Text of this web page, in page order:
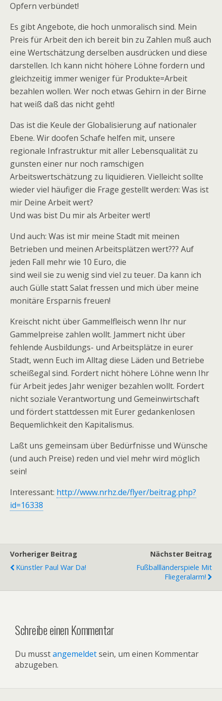
Opfern verbündet!
Es gibt Angebote, die hoch unmoralisch sind. Mein
Preis für Arbeit den ich bereit bin zu Zahlen muß auch
eine Wertschätzung derselben ausdrücken und diese
darstellen. Ich kann nicht höhere Löhne fordern und
gleichzeitig immer weniger für Produkte=Arbeit
bezahlen wollen. Wer noch etwas Gehirn in der Birne
hat weiß daß das nicht geht!
Das ist die Keule der Globalisierung auf nationaler
Ebene. Wir doofen Schafe helfen mit, unsere
regionale Infrastruktur mit aller Lebensqualität zu
gunsten einer nur noch ramschigen
Arbeitswertschätzung zu liquidieren. Vielleicht sollte
wieder viel häufiger die Frage gestellt werden: Was ist
mir Deine Arbeit wert?
Und was bist Du mir als Arbeiter wert!
Und auch: Was ist mir meine Stadt mit meinen
Betrieben und meinen Arbeitsplätzen wert??? Auf
jeden Fall mehr wie 10 Euro, die
sind weil sie zu wenig sind viel zu teuer. Da kann ich
auch Gülle statt Salat fressen und mich über meine
monitäre Ersparnis freuen!
Kreischt nicht über Gammelfleisch wenn Ihr nur
Gammelpreise zahlen wollt. Jammert nicht über
fehlende Ausbildungs- und Arbeitsplätze in eurer
Stadt, wenn Euch im Alltag diese Läden und Betriebe
scheißegal sind. Fordert nicht höhere Löhne wenn Ihr
für Arbeit jedes Jahr weniger bezahlen wollt. Fordert
nicht soziale Verantwortung und Gemeinwirtschaft
und fördert stattdessen mit Eurer gedankenlosen
Bequemlichkeit den Kapitalismus.
Laßt uns gemeinsam über Bedürfnisse und Wünsche
(und auch Preise) reden und viel mehr wird möglich
sein!
Interessant: http://www.nrhz.de/flyer/beitrag.php?
id=16338
Vorheriger Beitrag
Künstler Paul War Da!
Nächster Beitrag
Fußballländerspiele Mit
Fliegeralarm!
Schreibe einen Kommentar
Du musstangemeldetsein, um einen Kommentar
abzugeben.